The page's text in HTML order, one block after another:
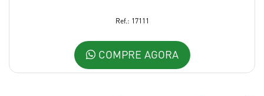
Ref.: 17111
COMPRE AGORA